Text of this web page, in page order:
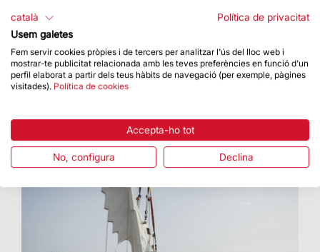
A partir del 30 de setembre es podrà veure al
Sagawa Art Museum de Moriyama
català
Política de privacitat
Usem galetes
Fem servir cookies pròpies i de tercers per analitzar l'ús del lloc web i
mostrar-te publicitat relacionada amb les teves preferències en funció d'un
perfil elaborat a partir dels teus hàbits de navegació (per exemple, pàgines
visitades). Política de cookies
Accepta-ho tot
No, configura Declina